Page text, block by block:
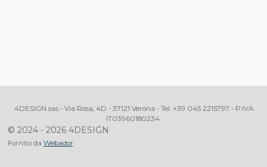
4DESIGN sas - Via Rosa, 4D - 37121 Verona - Tel. +39 045 2215797 - P.IVA
IT03960180234
© 2024 - 2026 4DESIGN
Fornito da Webador